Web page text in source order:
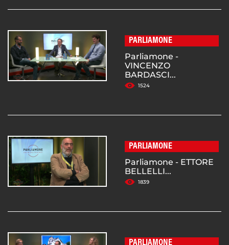
PARLIAMONE
Parliamone -
VINCENZO
BARDASCI...
1524
PARLIAMONE
Parliamone - ETTORE
BELLELLI...
1839
PARLIAMONE